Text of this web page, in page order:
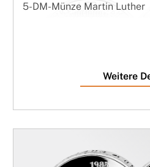
5-DM-Münze Martin Luther
Weitere